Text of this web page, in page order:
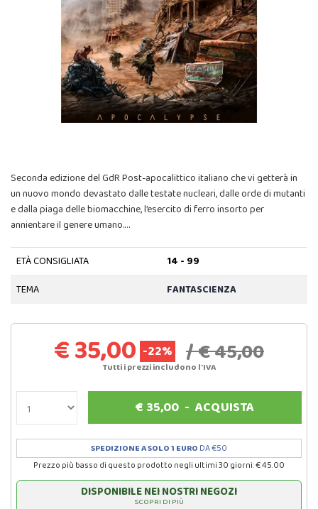
Seconda edizione del GdR Post-apocalittico italiano che vi getterà in
un nuovo mondo devastato dalle testate nucleari, dalle orde di mutanti
e dalla piaga delle biomacchine, l’esercito di ferro insorto per
annientare il genere umano.…
ETÀ CONSIGLIATA
14 - 99
TEMA
FANTASCIENZA
€ 35,00 -22% / € 45,00
Tutti i prezzi includono l'IVA
€ 35,00 -ACQUISTA
SPEDIZIONE A SOLO 1 EURO DA €50
Prezzo più basso di questo prodotto negli ultimi 30 giorni: € 45.00
DISPONIBILE NEI NOSTRI NEGOZI
SCOPRI DI PIÙ